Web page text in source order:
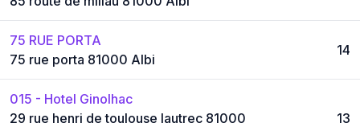
75 RUE PORTA
75 rue porta 81000 Albi
14
015 - Hotel Ginolhac
29 rue henri de toulouse lautrec 81000
13